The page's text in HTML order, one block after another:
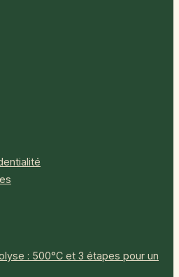
: 500°C et 3 étapes pour un